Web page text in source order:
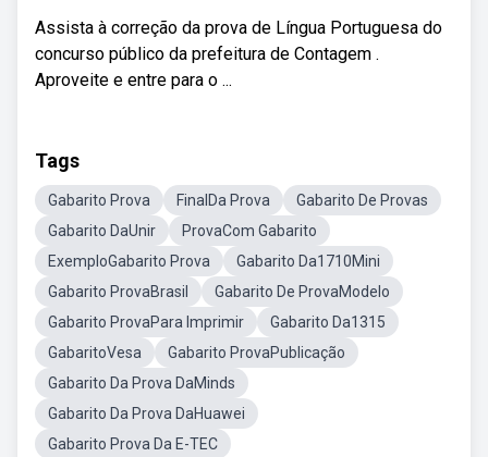
Assista à correção da prova de Língua Portuguesa do
concurso público da prefeitura de Contagem .
Aproveite e entre para o ...
Tags
Gabarito Prova FinalDa Prova
Gabarito De Provas
Gabarito DaUnir
ProvaCom Gabarito
ExemploGabarito Prova
Gabarito Da1710Mini
Gabarito ProvaBrasil
Gabarito De ProvaModelo
Gabarito ProvaPara Imprimir
Gabarito Da1315
GabaritoVesa
Gabarito ProvaPublicação
Gabarito Da Prova DaMinds
Gabarito Da Prova DaHuawei
Gabarito Prova Da E-TEC